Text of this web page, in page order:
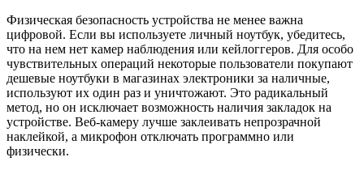
Физическая безопасность устройства не менее важна
цифровой. Если вы используете личный ноутбук, убедитесь,
что на нем нет камер наблюдения или кейлоггеров. Для особо
чувствительных операций некоторые пользователи покупают
дешевые ноутбуки в магазинах электроники за наличные,
используют их один раз и уничтожают. Это радикальный
метод, но он исключает возможность наличия закладок на
устройстве. Веб-камеру лучше заклеивать непрозрачной
наклейкой, а микрофон отключать программно или
физически.